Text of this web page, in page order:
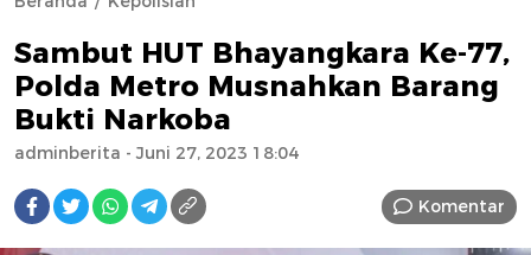
Sambut HUT Bhayangkara Ke-77,
Polda Metro Musnahkan Barang
Bukti Narkoba
adminberita - Juni 27, 2023 18:04
Komentar